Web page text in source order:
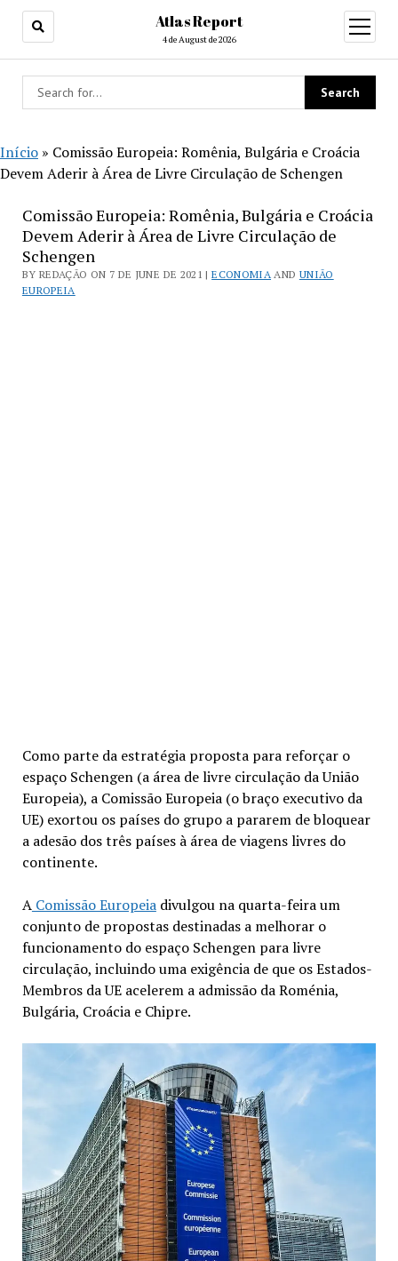
Atlas Report
4 de August de 2026
open
menu
Início » Comissão Europeia: Romênia, Bulgária e Croácia
Devem Aderir à Área de Livre Circulação de Schengen
Comissão Europeia: Romênia, Bulgária e Croácia
Devem Aderir à Área de Livre Circulação de
Schengen
BY REDAÇÃO ON 7 DE JUNE DE 2021 |ECONOMIA AND UNIÃO
EUROPEIA
Como parte da estratégia proposta para reforçar o
espaço Schengen (a área de livre circulação da União
Europeia), a Comissão Europeia (o braço executivo da
UE) exortou os países do grupo a pararem de bloquear
a adesão dos três países à área de viagens livres do
continente.
AComissão Europeiadivulgou na quarta-feira um
conjunto de propostas destinadas a melhorar o
funcionamento do espaço Schengen para livre
circulação, incluindo uma exigência de que os Estados-
Membros da UE acelerem a admissão da Roménia,
Bulgária, Croácia e Chipre.